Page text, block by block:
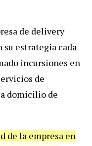
de delivery
su estrategia cada
incursiones en
de
a domicilio de
de la empresa en